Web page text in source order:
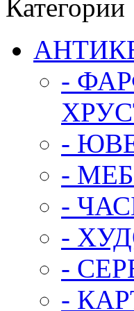
Категории
-
-
-
-
-
-
-